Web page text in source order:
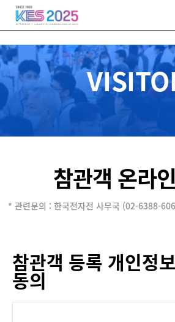
참관객 온라
* 관련문의 : 한국전자전 사무국 (02-6388-
참관객 등록 개인정
동의